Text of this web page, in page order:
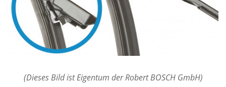
(Dieses Bild ist Eigentum der Robert BOSCH GmbH)